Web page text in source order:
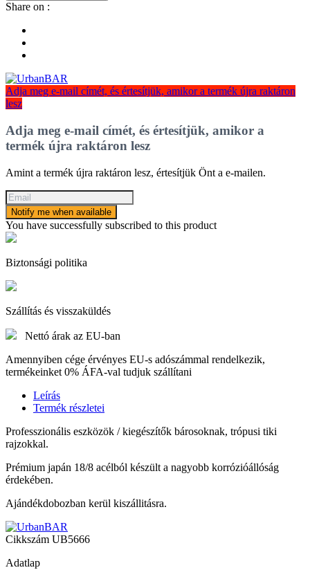
Share on :
Adja meg e-mail címét, és értesítjük, amikor a termék újra raktáron
lesz
Adja meg e-mail címét, és értesítjük, amikor a
termék újra raktáron lesz
Amint a termék újra raktáron lesz, értesítjük Önt a e-mailen.
Notify me when available
You have successfully subscribed to this product
Biztonsági politika
Szállítás és visszaküldés
Nettó árak az EU-ban
Amennyiben cége érvényes EU-s adószámmal rendelkezik,
termékeinket 0% ÁFA-val tudjuk szállítani
Leírás
Termék részletei
Professzionális eszközök / kiegészítők bárosoknak, trópusi tiki
rajzokkal.
Prémium japán 18/8 acélból készült a nagyobb korrózióállóság
érdekében.
Ajándékdobozban kerül kiszállitásra.
Cikkszám UB5666
Adatlap